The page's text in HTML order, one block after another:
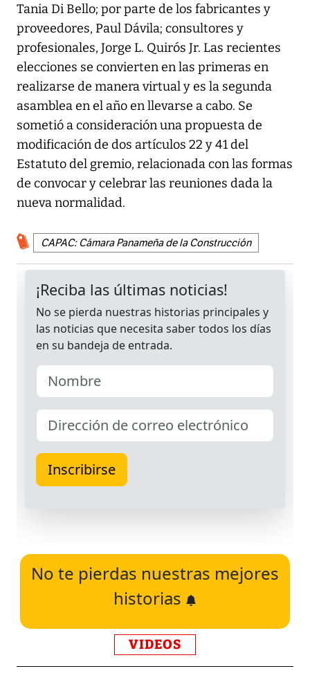
Tania Di Bello; por parte de los fabricantes y
proveedores, Paul Dávila; consultores y
profesionales, Jorge L. Quirós Jr. Las recientes
elecciones se convierten en las primeras en
realizarse de manera virtual y es la segunda
asamblea en el año en llevarse a cabo. Se
sometió a consideración una propuesta de
modificación de dos artículos 22 y 41 del
Estatuto del gremio, relacionada con las formas
de convocar y celebrar las reuniones dada la
nueva normalidad.
CAPAC: Cámara Panameña de la Construcción
No te pierdas nuestras mejores
historias
VIDEOS